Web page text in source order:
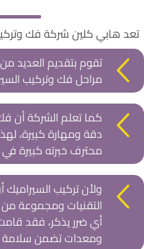
تعد هابي كلين شركة فك
تقوم بتقديم العديد
مراحل فك وتركيب
كما تعلم الشركة أن
دقة ومهارة كبيرة،
محترف خبرته كبيرة
ولأن تركيب
التقنيات ومجموعة
أي ضرر يذكر، فقد
ومعدات تضمن سلامة